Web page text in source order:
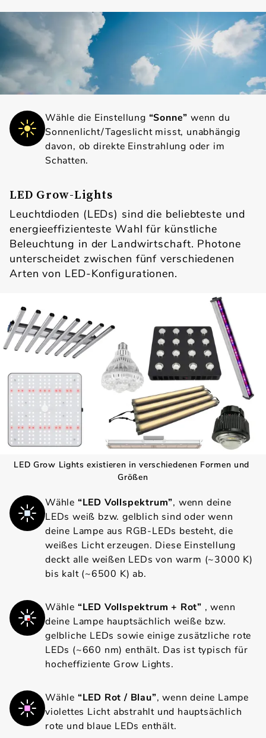
Wähle die Einstellung “Sonne” wenn du
Sonnenlicht/Tageslicht misst, unabhängig
davon, ob direkte Einstrahlung oder im
Schatten.
LED Grow-Lights
Leuchtdioden (LEDs) sind die beliebteste und
energieeffizienteste Wahl für künstliche
Beleuchtung in der Landwirtschaft. Photone
unterscheidet zwischen fünf verschiedenen
Arten von LED-Konfigurationen.
LED Grow Lights existieren in verschiedenen Formen und
Größen
Wähle “LED Vollspektrum”, wenn deine
LEDs weiß bzw. gelblich sind oder wenn
deine Lampe aus RGB-LEDs besteht, die
weißes Licht erzeugen. Diese Einstellung
deckt alle weißen LEDs von warm (~3000 K)
bis kalt (~6500 K) ab.
Wähle “LED Vollspektrum + Rot” , wenn
deine Lampe hauptsächlich weiße bzw.
gelbliche LEDs sowie einige zusätzliche rote
LEDs (~660 nm) enthält. Das ist typisch für
hocheffiziente Grow Lights.
Wähle “LED Rot / Blau”, wenn deine Lampe
violettes Licht abstrahlt und hauptsächlich
rote und blaue LEDs enthält.